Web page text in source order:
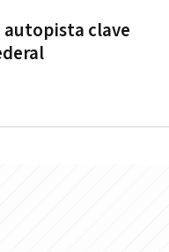
autopista clave